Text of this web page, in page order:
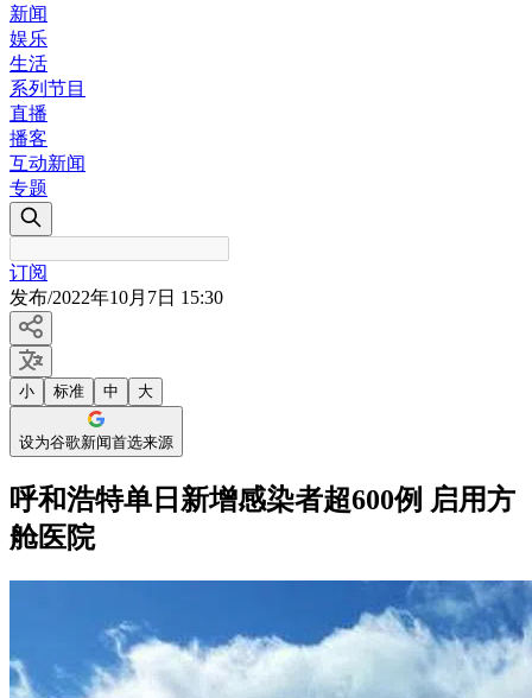
新闻
娱乐
生活
系列节目
直播
播客
互动新闻
专题
订阅
发布/2022年10月7日 15:30
小 标准 中 大
设为谷歌新闻首选来源
呼和浩特单日新增感染者超600例 启用方
舱医院